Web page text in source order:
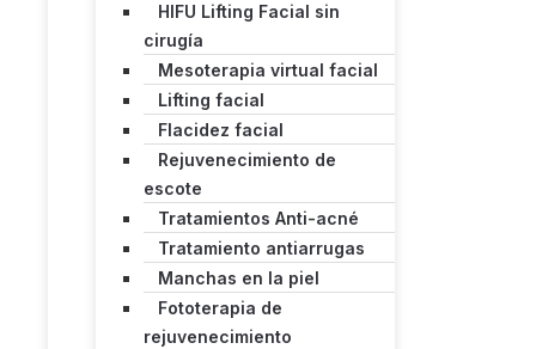
HIFU Lifting Facial sin
cirugía
Mesoterapia virtual facial
Lifting facial
Flacidez facial
Rejuvenecimiento de
escote
Tratamientos Anti-acné
Tratamiento antiarrugas
Manchas en la piel
Fototerapia de
rejuvenecimiento